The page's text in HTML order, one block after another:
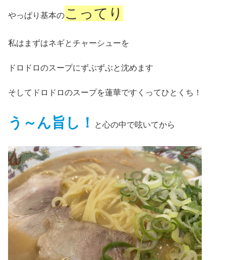
やっぱり基本のこってり
私はまずはネギとチャーシューを
ドロドロのスープにずぶずぶと沈めます
そしてドロドロのスープを蓮華ですくってひとくち！
う～ん旨し！ と心の中で呟いてから